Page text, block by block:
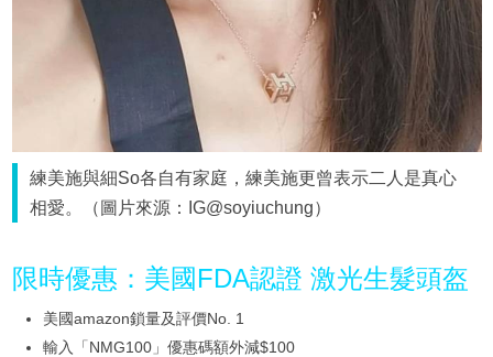
練美施與細So各自有家庭，練美施更曾表示二人是真心
相愛。（圖片來源：IG@soyiuchung）
限時優惠：美國FDA認證 激光生髮頭盔
美國amazon鎖量及評價No. 1
輸入「NMG100」優惠碼額外減$100